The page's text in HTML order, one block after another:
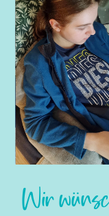
Wir